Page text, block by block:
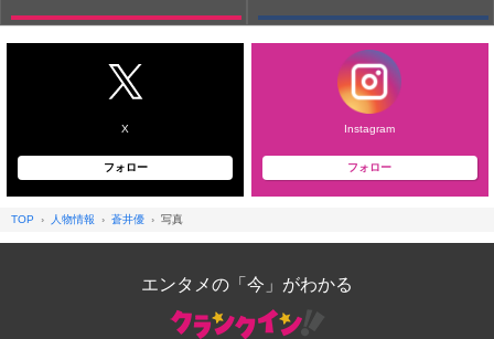
X
フォロー
Instagram
フォロー
TOP 人物情報 蒼井優 写真
エンタメの「今」がわかる